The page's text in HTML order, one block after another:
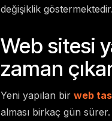
değişiklik göstermektedir.
Web sitesi
zaman
Yeni yapılan bir web
alması birkaç gün